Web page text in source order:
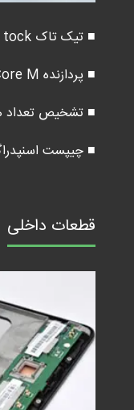
■ تیک تاک tick tock اینتل چیست
■ پردازنده Core M چیست ؟
■ تشخیص تعداد
■ چیپست
قطعات داخلی